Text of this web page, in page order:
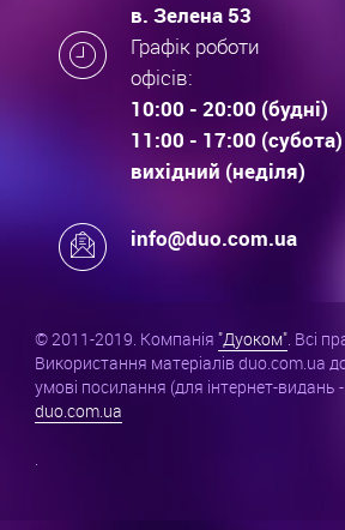
в. Зелена 53
Графік роботи
офісів:
10:00 - 20:00 (будні)
11:00 - 17:00 (субота)
вихідний (неділя)
info@duo.com.ua
© 2011-2019. Компанія "Дуоком". Всі
Використання матеріалів duo.com.ua
умові посилання (для інтернет-видань
duo.com.ua
.